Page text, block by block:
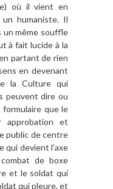
où il vient en
un humaniste. Il
un même souffle
à fait lucide à la
partant de rien
en devenant
la Culture qui
peuvent dire ou
formulaire que le
approbation et
public de centre
qui devient l’axe
de boxe
et le soldat qui
qui pleure, et